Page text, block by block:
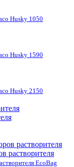
Husky 1050
Husky 1590
Husky 2150
растворителя
EcoBag